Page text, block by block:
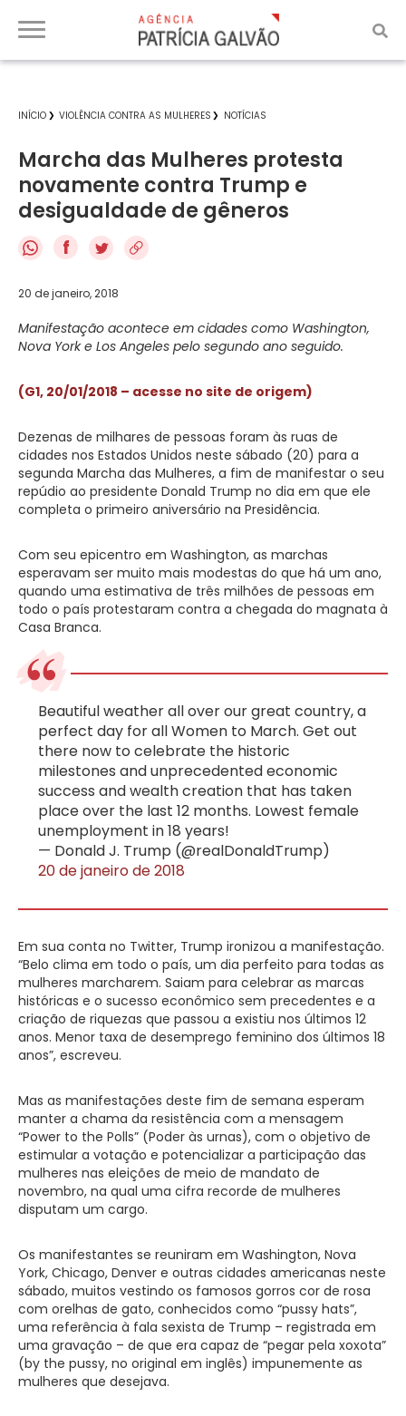
INÍCIO VIOLÊNCIA CONTRA AS MULHERES NOTÍCIAS
Marcha das Mulheres protesta
novamente contra Trump e
desigualdade de gêneros
f
20 de janeiro, 2018
Manifestação acontece em cidades como Washington,
Nova York e Los Angeles pelo segundo ano seguido.
(G1, 20/01/2018 – acesse no site de origem)
Dezenas de milhares de pessoas foram às ruas de
cidades nos Estados Unidos neste sábado (20) para a
segunda Marcha das Mulheres, a fim de manifestar o seu
repúdio ao presidente Donald Trump no dia em que ele
completa o primeiro aniversário na Presidência.
Com seu epicentro em Washington, as marchas
esperavam ser muito mais modestas do que há um ano,
quando uma estimativa de três milhões de pessoas em
todo o país protestaram contra a chegada do magnata à
Casa Branca.
Beautiful weather all over our great country, a
perfect day for all Women to March. Get out
there now to celebrate the historic
milestones and unprecedented economic
success and wealth creation that has taken
place over the last 12 months. Lowest female
unemployment in 18 years!
— Donald J. Trump (@realDonaldTrump)
20 de janeiro de 2018
Em sua conta no Twitter, Trump ironizou a manifestação.
“Belo clima em todo o país, um dia perfeito para todas as
mulheres marcharem. Saiam para celebrar as marcas
históricas e o sucesso econômico sem precedentes e a
criação de riquezas que passou a existiu nos últimos 12
anos. Menor taxa de desemprego feminino dos últimos 18
anos”, escreveu.
Mas as manifestações deste fim de semana esperam
manter a chama da resistência com a mensagem
“Power to the Polls” (Poder às urnas), com o objetivo de
estimular a votação e potencializar a participação das
mulheres nas eleições de meio de mandato de
novembro, na qual uma cifra recorde de mulheres
disputam um cargo.
Os manifestantes se reuniram em Washington, Nova
York, Chicago, Denver e outras cidades americanas neste
sábado, muitos vestindo os famosos gorros cor de rosa
com orelhas de gato, conhecidos como “pussy hats”,
uma referência à fala sexista de Trump – registrada em
uma gravação – de que era capaz de “pegar pela xoxota”
(by the pussy, no original em inglês) impunemente as
mulheres que desejava.